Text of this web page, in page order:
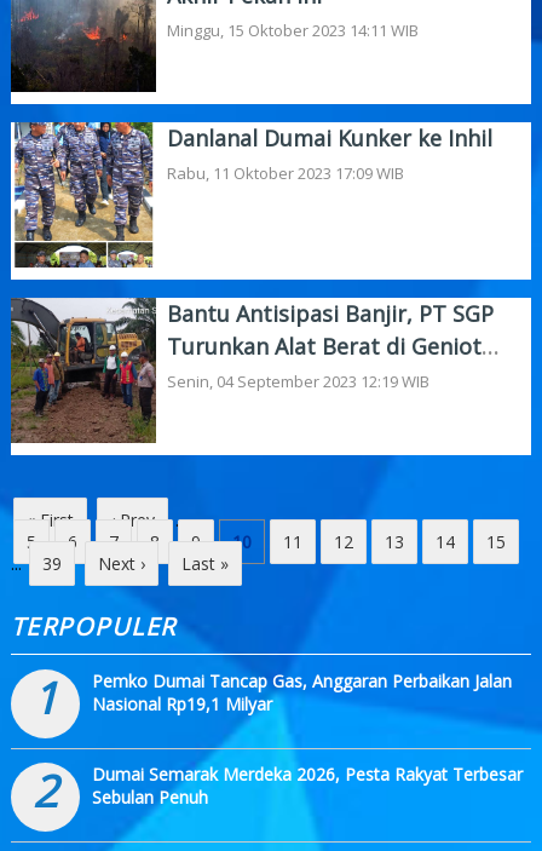
Minggu, 15 Oktober 2023 14:11 WIB
Danlanal Dumai Kunker ke Inhil
Rabu, 11 Oktober 2023 17:09 WIB
Bantu Antisipasi Banjir, PT SGP
Turunkan Alat Berat di Geniot
Dumai
Senin, 04 September 2023 12:19 WIB
« First ‹ Prev
...
5
6 7 8 9 10 11 12 13 14
15
...
39 Next › Last »
TERPOPULER
1
Pemko Dumai Tancap Gas, Anggaran Perbaikan Jalan
Nasional Rp19,1 Milyar
2
Dumai Semarak Merdeka 2026, Pesta Rakyat Terbesar
Sebulan Penuh